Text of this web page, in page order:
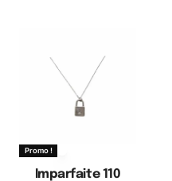
Promo !
Imparfaite 110